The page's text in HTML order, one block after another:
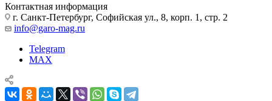
Контактная информация
г. Санкт-Петербург, Софийская ул., 8, корп. 1, стр. 2
info@garo-mag.ru
Telegram
MAX